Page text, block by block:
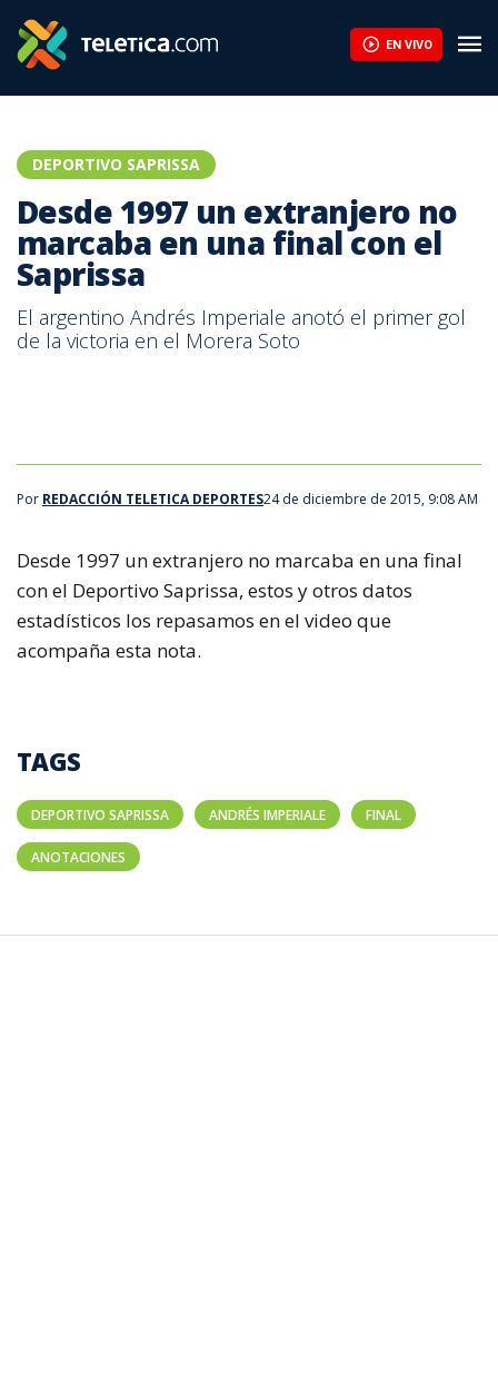
EN VIVO
DEPORTIVO SAPRISSA
Desde 1997 un extranjero no
marcaba en una final con el
Saprissa
El argentino Andrés Imperiale anotó el primer gol
de la victoria en el Morera Soto
Por REDACCIÓN TELETICA DEPORTES24 de diciembre de 2015, 9:08 AM
Desde 1997 un extranjero no marcaba en una final
con el Deportivo Saprissa, estos y otros datos
estadísticos los repasamos en el video que
acompaña esta nota.
TAGS
DEPORTIVO SAPRISSA ANDRÉS IMPERIALE FINAL
ANOTACIONES